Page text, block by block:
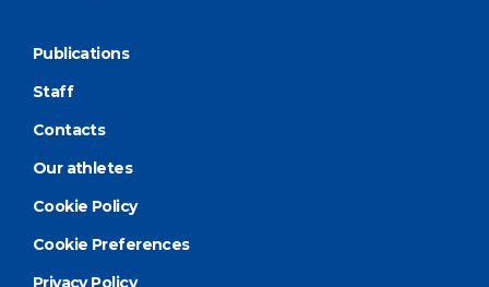
Publications
Staff
Contacts
Our athletes
Cookie Policy
Cookie Preferences
Privacy Policy